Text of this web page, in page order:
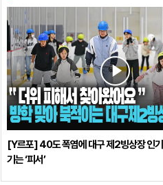
[Y르포] 40도 폭염에 대구 제2빙상장 인
기는 ‘피서’